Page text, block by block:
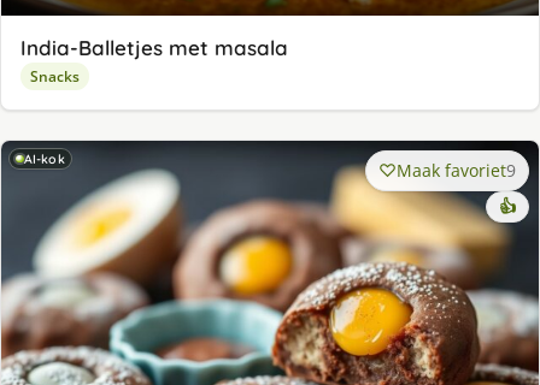
India-Balletjes met masala
Snacks
AI-kok Maak favoriet9
👍